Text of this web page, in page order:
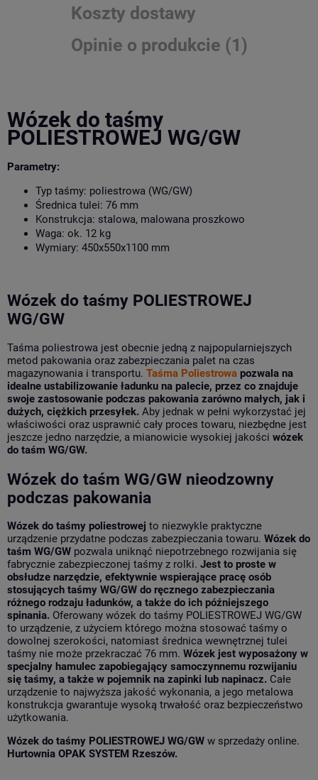
Koszty dostawy
Opinie o produkcie (1)
Wózek do taśmy
POLIESTROWEJ WG/GW
Parametry:
Typ taśmy: poliestrowa (WG/GW)
Średnica tulei: 76 mm
Konstrukcja: stalowa, malowana proszkowo
Waga: ok. 12 kg
Wymiary: 450x550x1100 mm
Wózek do taśmy POLIESTROWEJ
WG/GW
Taśma poliestrowa jest obecnie jedną z najpopularniejszych
metod pakowania oraz zabezpieczania palet na czas
magazynowania i transportu. Taśma Poliestrowa pozwala na
idealne ustabilizowanie ładunku na palecie, przez co znajduje
swoje zastosowanie podczas pakowania zarówno małych, jak i
dużych, ciężkich przesyłek. Aby jednak w pełni wykorzystać jej
właściwości oraz usprawnić cały proces towaru, niezbędne jest
jeszcze jedno narzędzie, a mianowicie wysokiej jakości wózek
do taśm WG/GW.
Wózek do taśm WG/GW nieodzowny
podczas pakowania
Wózek do taśmy poliestrowej to niezwykle praktyczne
urządzenie przydatne podczas zabezpieczania towaru. Wózek do
taśm WG/GW pozwala uniknąć niepotrzebnego rozwijania się
fabrycznie zabezpieczonej taśmy z rolki. Jest to proste w
obsłudze narzędzie, efektywnie wspierające pracę osób
stosujących taśmy WG/GW do ręcznego zabezpieczania
różnego rodzaju ładunków, a także do ich późniejszego
spinania. Oferowany wózek do taśmy POLIESTROWEJ WG/GW
to urządzenie, z użyciem którego można stosować taśmy o
dowolnej szerokości, natomiast średnica wewnętrznej tulei
taśmy nie może przekraczać 76 mm. Wózek jest wyposażony w
specjalny hamulec zapobiegający samoczynnemu rozwijaniu
się taśmy, a także w pojemnik na zapinki lub napinacz. Całe
urządzenie to najwyższa jakość wykonania, a jego metalowa
konstrukcja gwarantuje wysoką trwałość oraz bezpieczeństwo
użytkowania.
Wózek do taśmy POLIESTROWEJ WG/GW w sprzedaży online.
Hurtownia OPAK SYSTEM Rzeszów.